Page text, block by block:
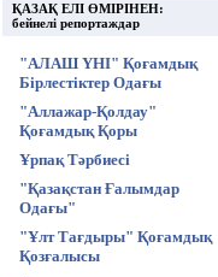
ҚАЗАҚ ЕЛІ ӨМІРІНЕН:
бейнелі репортаждар
"АЛАШ ҮНІ" Қоғамдық
Бірлестіктер Одағы
"Аллажар-Қолдау"
Қоғамдық Қоры
Ұрпақ Тәрбиесі
"Қазақстан Ғалымдар
Одағы"
"Ұлт Тағдыры" Қоғамдық
Қозғалысы